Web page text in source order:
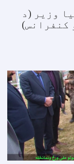
وزیر (د
کنفرانس)